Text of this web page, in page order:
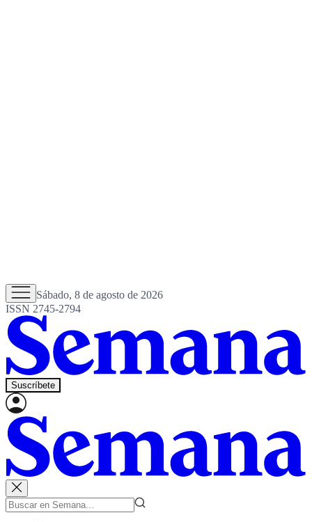
Sábado, 8 de agosto de 2026
ISSN 2745-2794
Suscríbete